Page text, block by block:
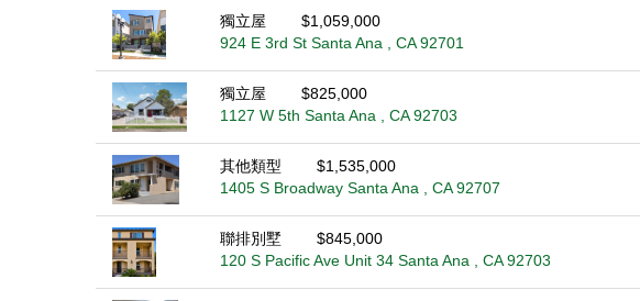
獨立屋
$1,059,000
924 E 3rd St Santa Ana , CA 92701
獨立屋
$825,000
1127 W 5th Santa Ana , CA 92703
其他類型
$1,535,000
1405 S Broadway Santa Ana , CA 92707
聯排別墅
$845,000
120 S Pacific Ave Unit 34 Santa Ana , CA 92703